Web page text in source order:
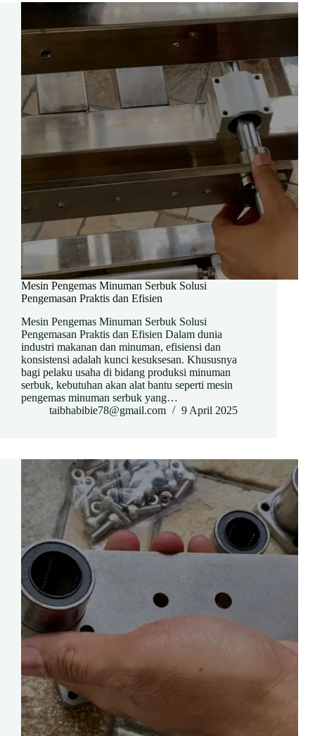
Mesin Pengemas Minuman Serbuk Solusi
Pengemasan Praktis dan Efisien
Mesin Pengemas Minuman Serbuk Solusi
Pengemasan Praktis dan Efisien Dalam dunia
industri makanan dan minuman, efisiensi dan
konsistensi adalah kunci kesuksesan. Khususnya
bagi pelaku usaha di bidang produksi minuman
serbuk, kebutuhan akan alat bantu seperti mesin
pengemas minuman serbuk yang…
taibhabibie78@gmail.com
9 April 2025